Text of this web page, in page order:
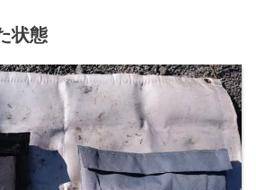
状態